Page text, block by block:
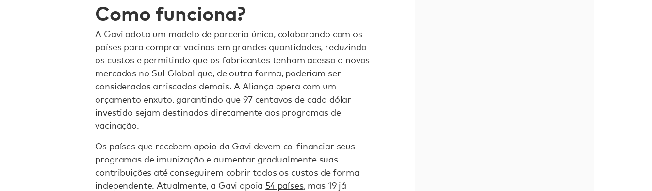
Como funciona?
A Gavi adota um modelo de parceria único, colaborando com os
países para comprar vacinas em grandes quantidades, reduzindo
os custos e permitindo que os fabricantes tenham acesso a novos
mercados no Sul Global que, de outra forma, poderiam ser
considerados arriscados demais. A Aliança opera com um
orçamento enxuto, garantindo que97 centavos de cada dólar
investido sejam destinados diretamente aos programas de
vacinação.
Os países que recebem apoio da Gavi devem co-financiar seus
programas de imunização e aumentar gradualmente suas
contribuições até conseguirem cobrir todos os custos de forma
independente. Atualmente, a Gavi apoia 54 países, mas 19 já